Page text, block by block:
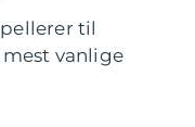
til
vanlige